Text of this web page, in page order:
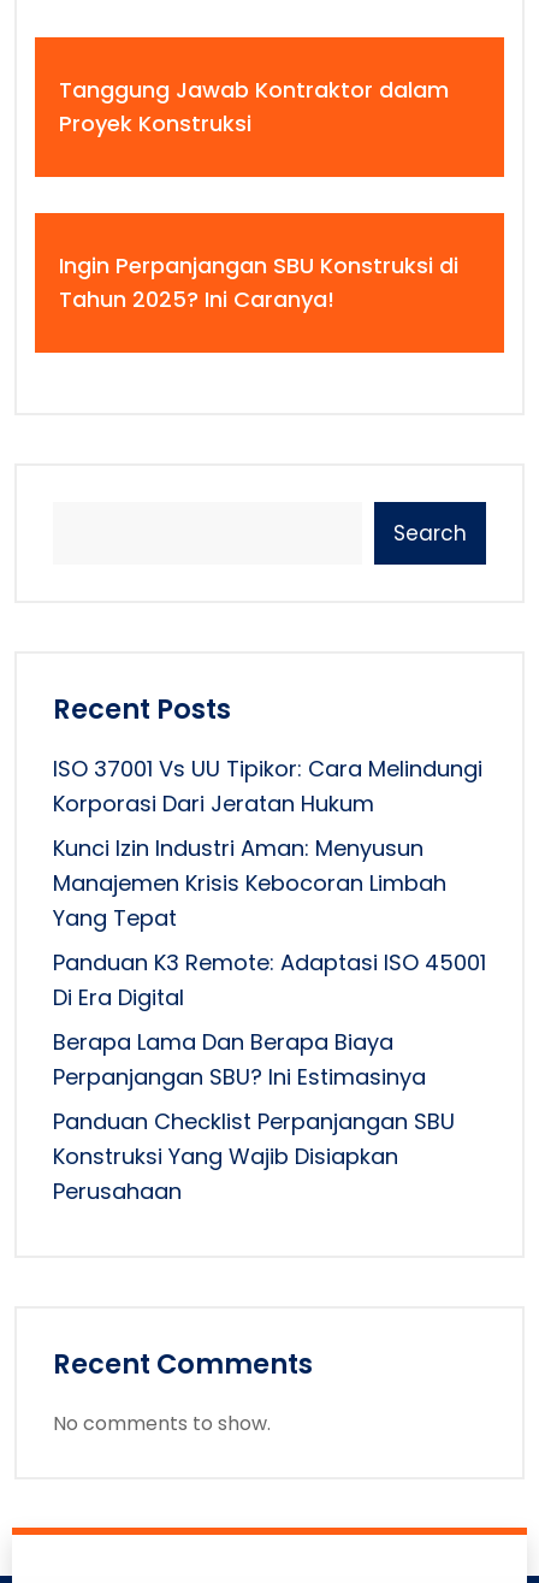
Tanggung Jawab Kontraktor dalam
Proyek Konstruksi
Ingin Perpanjangan SBU Konstruksi di
Tahun 2025? Ini Caranya!
Search
Recent Posts
ISO 37001 Vs UU Tipikor: Cara Melindungi
Korporasi Dari Jeratan Hukum
Kunci Izin Industri Aman: Menyusun
Manajemen Krisis Kebocoran Limbah
Yang Tepat
Panduan K3 Remote: Adaptasi ISO 45001
Di Era Digital
Berapa Lama Dan Berapa Biaya
Perpanjangan SBU? Ini Estimasinya
Panduan Checklist Perpanjangan SBU
Konstruksi Yang Wajib Disiapkan
Perusahaan
Recent Comments
No comments to show.